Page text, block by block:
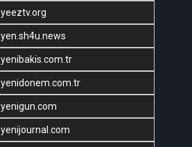
yeeztv.org
yen.sh4u.news
yenibakis.com.tr
yenidonem.com.tr
yenigun.com
yenijournal.com